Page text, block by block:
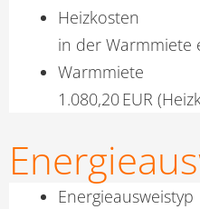
Heizkosten
in der Warmmiete
Warmmiete
1.080,20 EUR
Energieausweistyp